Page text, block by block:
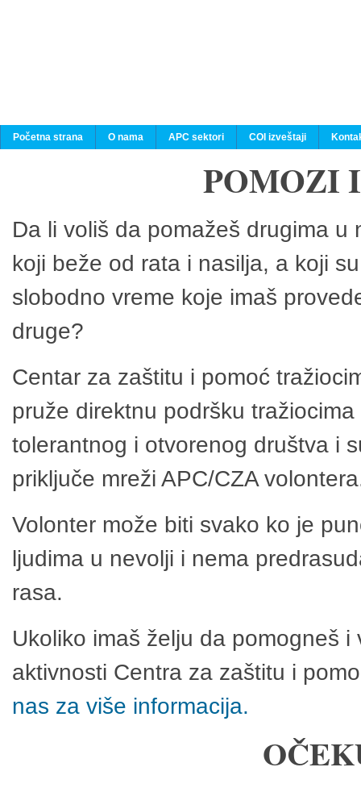
Početna strana O nama APC sektori COI izveštaji
POMOZI
Da li voliš da pomažeš drugima
koji beže od rata i nasilja, a koji
slobodno vreme koje imaš
druge?
Centar za zaštitu i pomoć
pruže direktnu podršku
tolerantnog i otvorenog društva i
priključe mreži APC/CZA
Volonter može biti svako ko je
ljudima u nevolji i nema
rasa.
Ukoliko imaš želju da pomogneš
aktivnosti Centra za zaštitu i
nas za više informacija.